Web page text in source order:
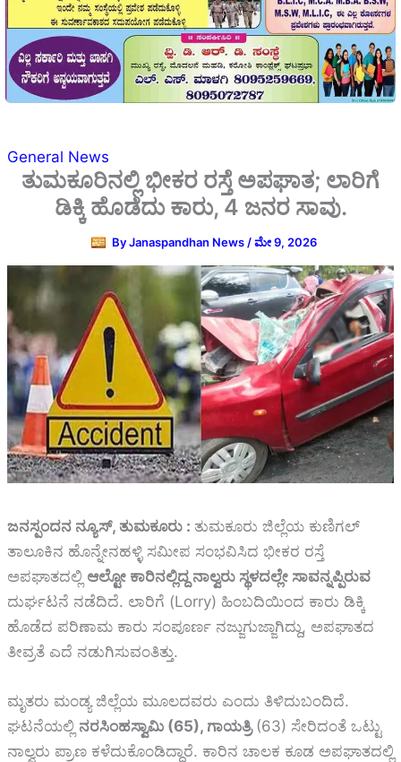
General News
ತುಮಕೂರಿನಲ್ಲಿ ಭೀಕರ ರಸ್ತೆ ಅಪಘಾತ; ಲಾರಿಗೆ
ಡಿಕ್ಕಿ ಹೊಡೆದು ಕಾರು, 4 ಜನರ ಸಾವು.
ByJanaspandhan News /ಮೇ 9, 2026
ಜನಸ್ಪಂದನ ನ್ಯೂಸ್‌, ತುಮಕೂರು : ತುಮಕೂರು ಜಿಲ್ಲೆಯ ಕುಣಿಗಲ್
ತಾಲೂಕಿನ ಹೊನ್ನೇನಹಳ್ಳಿ ಸಮೀಪ ಸಂಭವಿಸಿದ ಭೀಕರ ರಸ್ತೆ
ಅಪಘಾತದಲ್ಲಿ ಆಲ್ಟೋ ಕಾರಿನಲ್ಲಿದ್ದ ನಾಲ್ವರು ಸ್ಥಳದಲ್ಲೇ ಸಾವನ್ನಪ್ಪಿರುವ
ದುರ್ಘಟನೆ ನಡೆದಿದೆ. ಲಾರಿಗೆ (Lorry) ಹಿಂಬದಿಯಿಂದ ಕಾರು ಡಿಕ್ಕಿ
ಹೊಡೆದ ಪರಿಣಾಮ ಕಾರು ಸಂಪೂರ್ಣ ನಜ್ಜುಗುಜ್ಜಾಗಿದ್ದು, ಅಪಘಾತದ
ತೀವ್ರತೆ ಎದೆ ನಡುಗಿಸುವಂತಿತ್ತು.
ಮೃತರು ಮಂಡ್ಯ ಜಿಲ್ಲೆಯ ಮೂಲದವರು ಎಂದು ತಿಳಿದುಬಂದಿದೆ.
ಘಟನೆಯಲ್ಲಿ ನರಸಿಂಹಸ್ವಾಮಿ (65), ಗಾಯತ್ರಿ(63) ಸೇರಿದಂತೆ ಒಟ್ಟು
ನಾಲ್ವರು ಪ್ರಾಣ ಕಳೆದುಕೊಂಡಿದ್ದಾರೆ. ಕಾರಿನ ಚಾಲಕ ಕೂಡ ಅಪಘಾತದಲ್ಲಿ